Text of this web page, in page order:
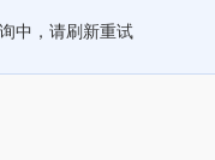
中，请刷新重试